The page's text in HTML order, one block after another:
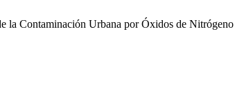
Contaminación Urbana por Óxidos de